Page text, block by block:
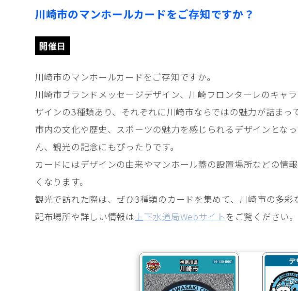
川崎市のマンホールカードをご存知ですか？
開催日
川崎市のマンホールカードをご存知ですか。
川崎市ブランドメッセージデザイン、川崎フロンターレのキャ
ザインの3種類あり、それぞれに川崎市ならではの魅力が詰まっ
市内の文化や歴史、スポーツの魅力を感じられるデザインとな
ん、観光の記念にもぴったりです。
カードにはデザインの由来やマンホール蓋の設置場所などの情
くなります。
観光で訪れた際は、ぜひ3種類のカードを集めて、川崎市の多彩
配布場所や詳しい情報は 上下水道局Webサイト をご覧ください。